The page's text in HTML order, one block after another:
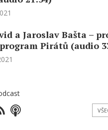
a Jaroslav Bašta –
Pirátů (audio